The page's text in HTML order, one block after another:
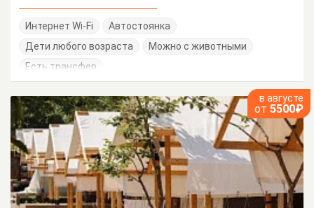
Интернет Wi-Fi
Автостоянка
Дети любого возраста
Можно с животными
Есть трансфер
в августе
от 5500₽